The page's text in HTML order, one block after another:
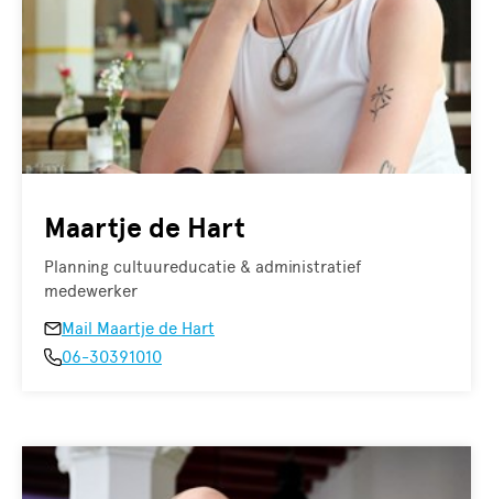
Maartje de Hart
Planning cultuureducatie & administratief
medewerker
Mail Maartje de Hart
06-30391010